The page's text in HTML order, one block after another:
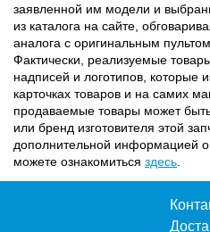
заявленной им модели и
из каталога на сайте,
аналога с оригинальным
Фактически, реализуемые
надписей и логотипов, которые
карточках товаров и на самих
продаваемые товары может
или бренд изготовителя этой
дополнительной информацией о
можете ознакомиться здесь